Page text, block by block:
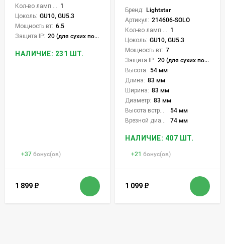
1
Цоколь: GU10, GU5.3
Мощность вт: 6.5
Защита IP: 20 (для сухих пом.)
НАЛИЧИЕ: 231 ШТ.
+37 бонус(ов)
1 899 ₽
Бренд: Lightstar
Артикул: 214606-SOLO
1
Цоколь: GU10, GU5.3
Мощность вт: 7
Защита IP: 20 (для сухих пом.)
Высота: 54 мм
Длина: 83 мм
Ширина: 83 мм
Диаметр: 83 мм
54 мм
74 мм
НАЛИЧИЕ: 407 ШТ.
+21 бонус(ов)
1 099 ₽